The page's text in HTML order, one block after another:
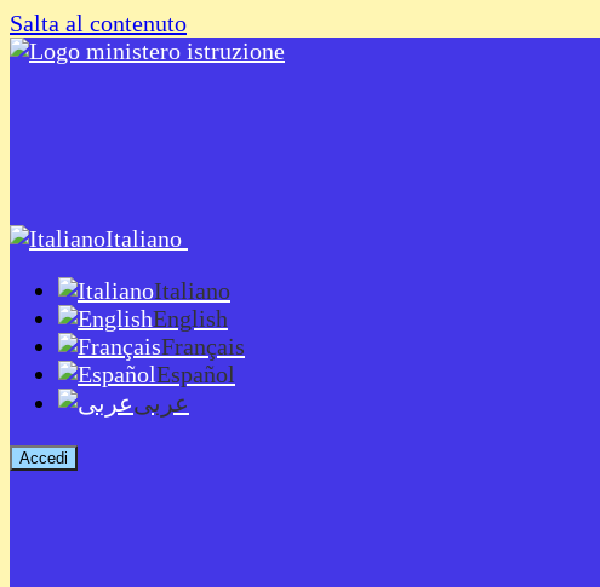
Salta al contenuto
Italiano
Italiano
English
Français
Español
عربى
Accedi